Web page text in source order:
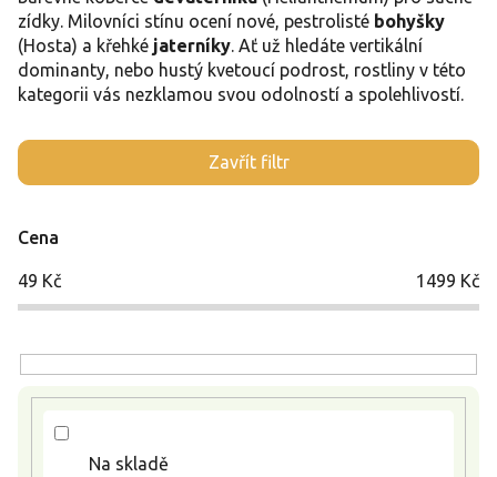
zídky. Milovníci stínu ocení nové, pestrolisté bohyšky
(Hosta) a křehké jaterníky . Ať už hledáte vertikální
dominanty, nebo hustý kvetoucí podrost, rostliny v této
kategorii vás nezklamou svou odolností a spolehlivostí.
Zavřít filtr
Cena
49 Kč 1499 Kč
Na skladě
V
ý
s
p
u